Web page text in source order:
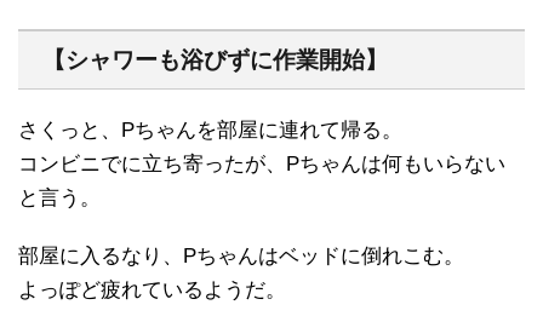
【シャワーも浴びずに作業開始】
さくっと、Pちゃんを部屋に連れて帰る。
コンビニでに立ち寄ったが、Pちゃんは何もいらない
と言う。
部屋に入るなり、Pちゃんはベッドに倒れこむ。
よっぽど疲れているようだ。